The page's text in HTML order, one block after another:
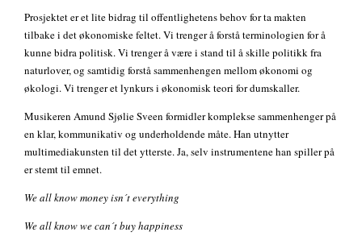
Prosjektet er et lite bidrag til offentlighetens behov for ta makten
tilbake i det økonomiske feltet. Vi trenger å forstå terminologien for å
kunne bidra politisk. Vi trenger å være i stand til å skille politikk fra
naturlover, og samtidig forstå sammenhengen mellom økonomi og
økologi. Vi trenger et lynkurs i økonomisk teori for dumskaller.
Musikeren Amund Sjølie Sveen formidler komplekse sammenhenger på
en klar, kommunikativ og underholdende måte. Han utnytter
multimediakunsten til det ytterste. Ja, selv instrumentene han spiller på
er stemt til emnet.
We all know money isn´t everything
We all know we can´t buy happiness